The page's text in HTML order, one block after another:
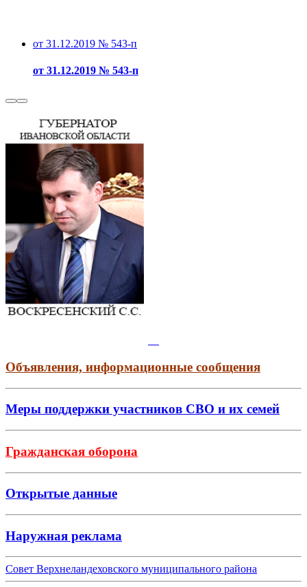
от 31.12.2019 № 543-п
от 31.12.2019 № 543-п
Объявления, информационные сообщения
Меры поддержки участников СВО и их семей
Гражданская оборона
Открытые данные
Наружная реклама
Совет Верхнеландеховского муниципального района